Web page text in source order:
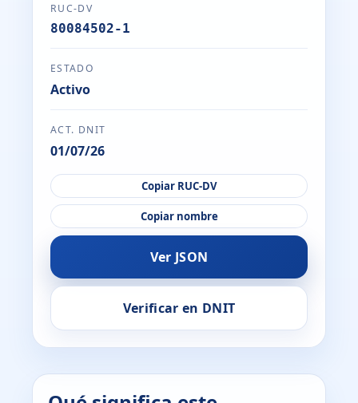
RUC-DV
80084502-1
ESTADO
Activo
ACT. DNIT
01/07/26
Copiar RUC-DV
Copiar nombre
Ver JSON
Verificar en DNIT